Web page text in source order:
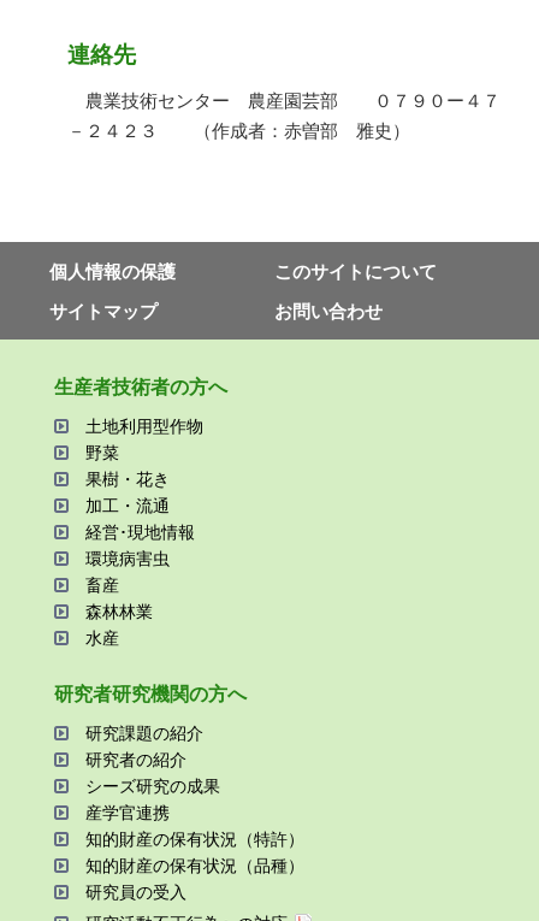
連絡先
農業技術センター 農産園芸部 ０７９０ー４７
－２４２３ （作成者：赤曽部 雅史）
個⼈情報の保護
このサイトについて
サイトマップ
お問い合わせ
⽣産者技術者の⽅へ
⼟地利⽤型作物
野菜
果樹・花き
加⼯・流通
経営･現地情報
環境病害⾍
畜産
森林林業
⽔産
研究者研究機関の⽅へ
研究課題の紹介
研究者の紹介
シーズ研究の成果
産学官連携
知的財産の保有状況（特許）
知的財産の保有状況（品種）
研究員の受⼊